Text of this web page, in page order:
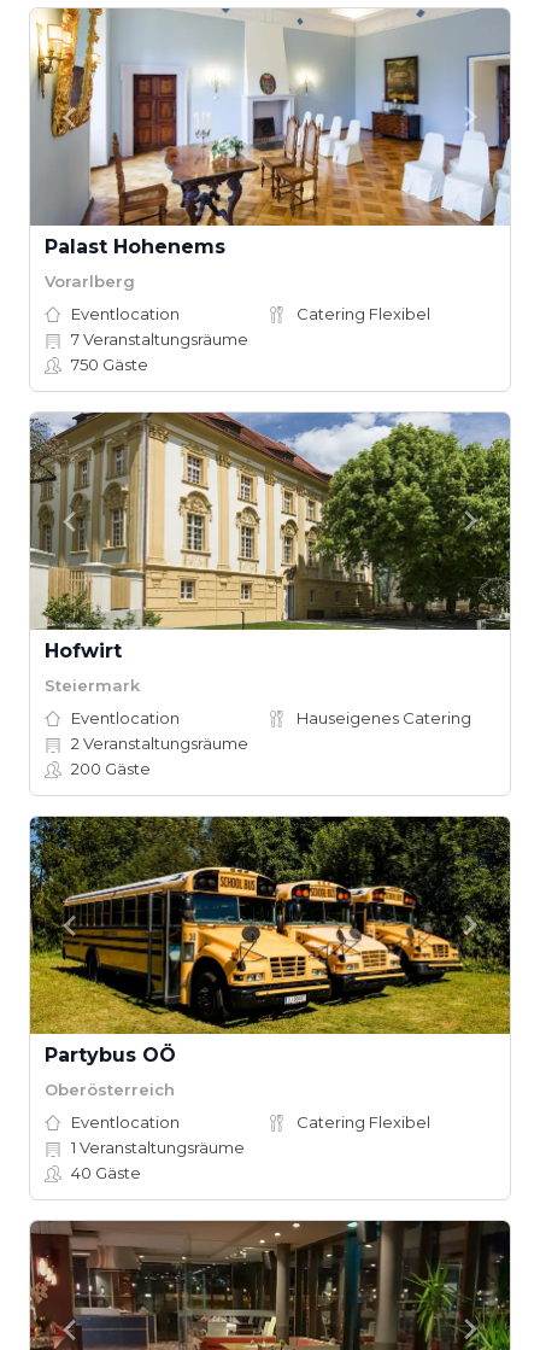
Palast Hohenems
Vorarlberg
Eventlocation
Catering Flexibel
7Veranstaltungsräume
750 Gäste
Hofwirt
Steiermark
Eventlocation
Hauseigenes Catering
2 Veranstaltungsräume
200 Gäste
Partybus OÖ
Oberösterreich
Eventlocation
Catering Flexibel
1 Veranstaltungsräume
40 Gäste